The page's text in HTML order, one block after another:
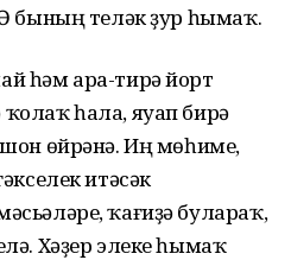
бының теләк ҙур һымаҡ.
һәм ара-тирә йорт
һала, яуап бирә
өйрәнә. Иң мөһиме,
итәсәк
ҡағиҙә булараҡ,
Хәҙер элеке һымаҡ